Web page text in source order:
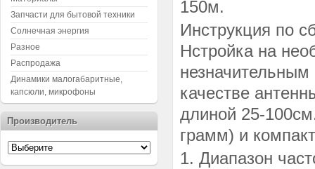
150м.
Инструкция по
Нстройка на
качестве
длиной 25-
грамм) и
1. Диапазон
Запчасти для бытовой техники
Солнечная энергия
Разное
Распродажа
Динамики малогабаритные,
капсюли, микрофоны
Производитель